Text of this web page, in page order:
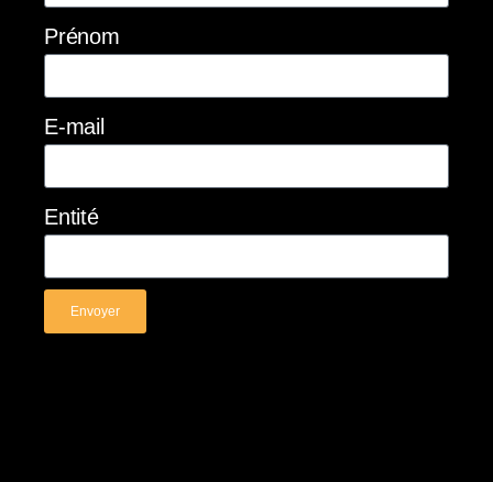
Prénom
E-mail
Entité
Envoyer